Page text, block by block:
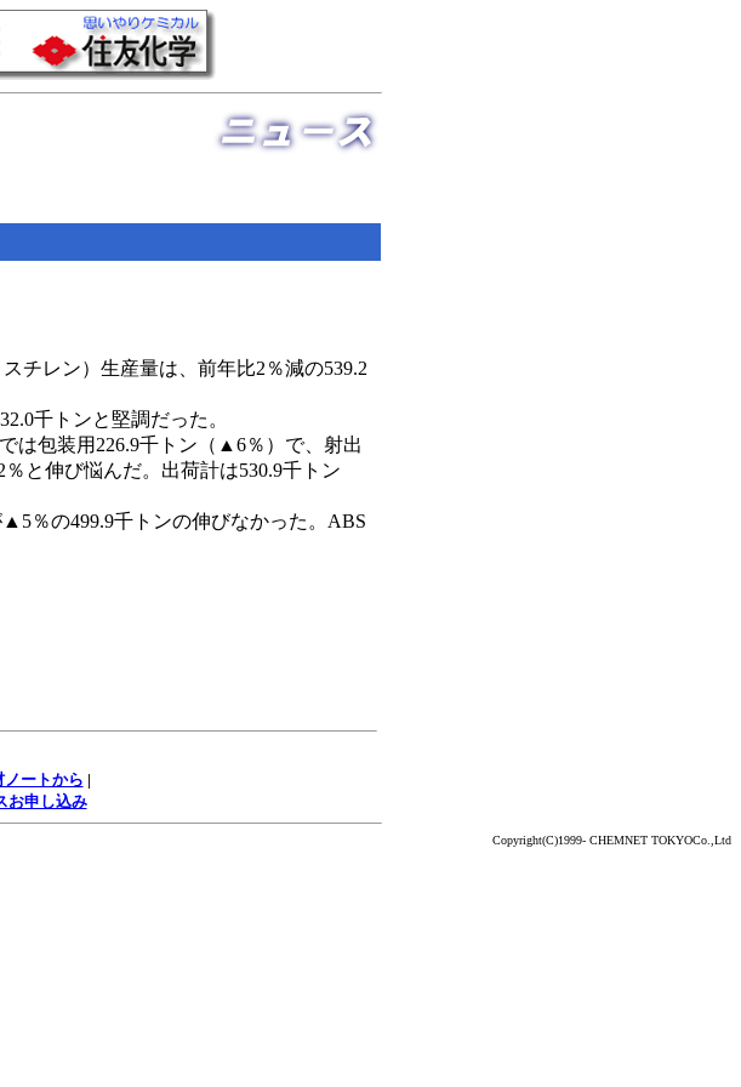
チレン）生産量は、前年比2％減の539.2
千トンと堅調だった。
は包装用226.9千トン（▲6％）で、射出
と伸び悩んだ。出荷計は530.9千トン
％の499.9千トンの伸びなかった。ABS
ノートから |
お申し込み
Copyright(C)1999- CHEMNET TOKYOCo.,Ltd